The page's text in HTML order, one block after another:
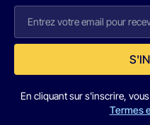
En cliquant sur s'inscrire,
Termes